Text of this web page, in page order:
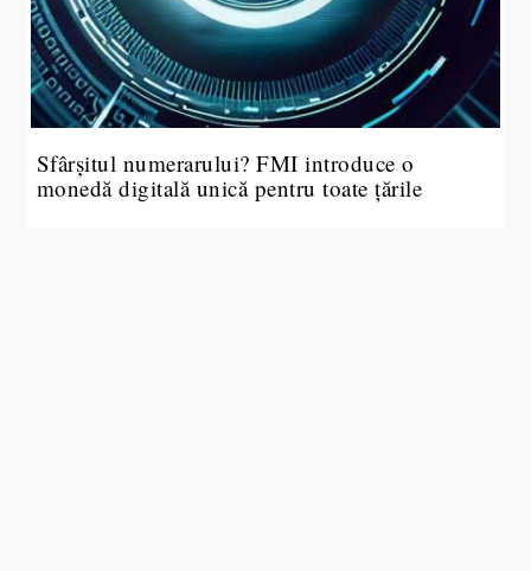
Sfârșitul numerarului? FMI introduce o
monedă digitală unică pentru toate țările